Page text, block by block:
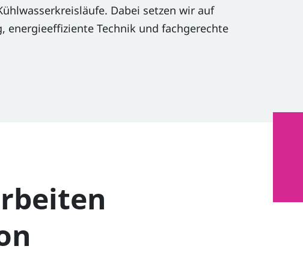
Dabei setzen wir auf
energieeffiziente Technik und fachgerechte